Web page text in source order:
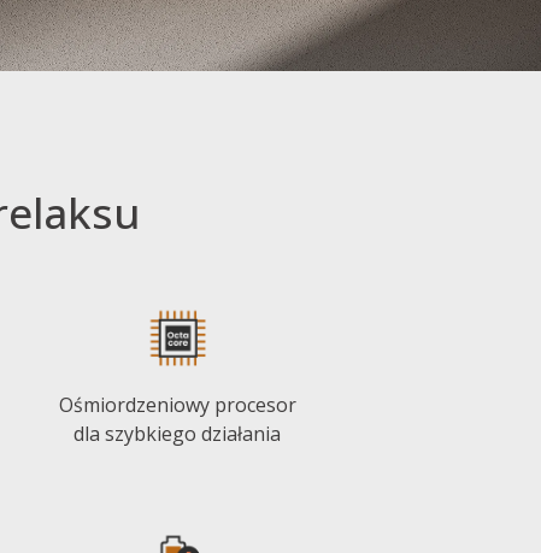
Ośmiordzeniowy procesor
dla szybkiego działania